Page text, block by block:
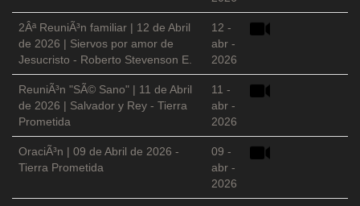
2Âª ReuniÃ³n familiar | 12 de Abril
de 2026 | Siervos por amor de
Jesucristo - Roberto Stevenson E.
12 -
abr -
2026
ReuniÃ³n "SÃ© Sano" | 11 de Abril
de 2026 | Salvador y Rey - Tierra
Prometida
11 -
abr -
2026
OraciÃ³n | 09 de Abril de 2026 -
Tierra Prometida
09 -
abr -
2026